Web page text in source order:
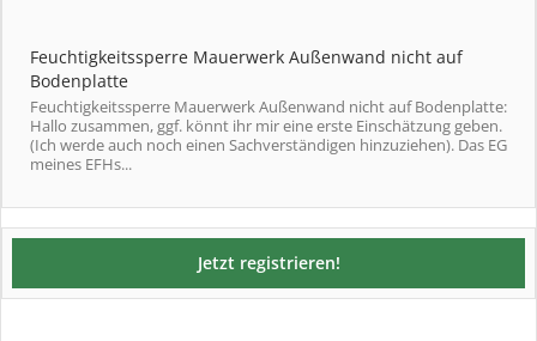
Feuchtigkeitssperre Mauerwerk Außenwand nicht auf
Bodenplatte
Feuchtigkeitssperre Mauerwerk Außenwand nicht auf Bodenplatte:
Hallo zusammen, ggf. könnt ihr mir eine erste Einschätzung geben.
(Ich werde auch noch einen Sachverständigen hinzuziehen). Das EG
meines EFHs...
Jetzt registrieren!